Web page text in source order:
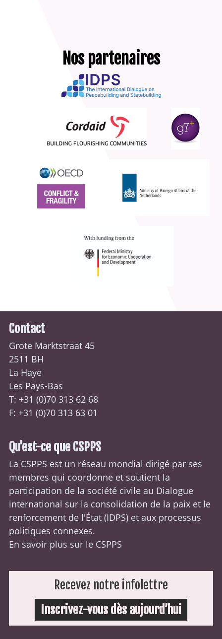
Nos partenaires
Contact
Grote Marktstraat 45
2511 BH
La Haye
Les Pays-Bas
T: +31 (0)70 313 62 68
F: +31 (0)70 313 63 01
Qu'est-ce que CSPPS
La CSPPS est un réseau mondial dirigé par ses
membres qui coordonne et soutient la
participation de la société civile au Dialogue
international sur la consolidation de la paix et le
renforcement de l'État (IDPS) et aux processus
politiques connexes.
En savoir plus sur le CSPPS
Recevez notre infolettre
Inscrivez-vous dès aujourd’hui